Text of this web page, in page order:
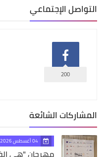
التواصل الإجتماعي
200
المشاركات الشائعة
04 أغسطس 2026